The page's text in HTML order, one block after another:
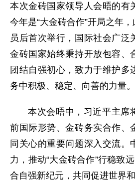
本次金砖国家领导人会晤的有
今年是“大金砖合作”开局之年
员后首次举行，国际社会广泛
金砖国家始终秉持开放包容、
团结自强初心，致力于维护多
务中积极、稳定、向善的力量。
本次会晤中，习近平主席
前国际形势、金砖务实合作、
同关心的重要问题深入交流。
力，推动“大金砖合作”行稳致
合自强新纪元，共同促进世界和